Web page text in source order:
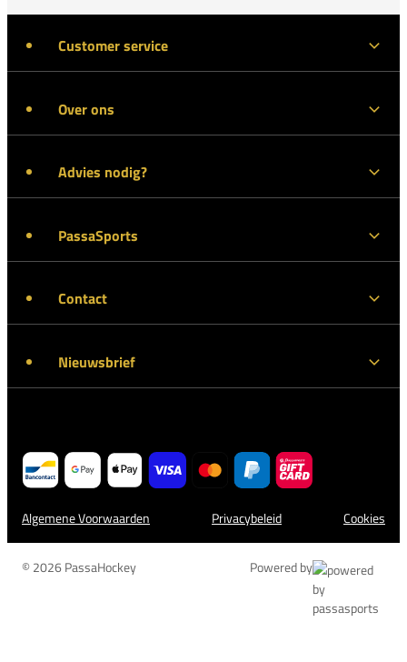
Customer service
Over ons
Advies nodig?
PassaSports
Contact
Nieuwsbrief
Algemene Voorwaarden Privacybeleid Cookies
© 2026 PassaHockey Powered by